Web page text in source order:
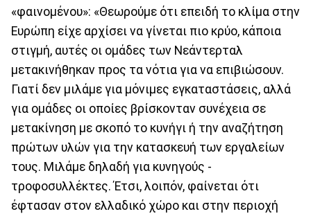
«φαινομένου»: «Θεωρούμε ότι επειδή το κλίμα στην
Ευρώπη είχε αρχίσει να γίνεται πιο κρύο, κάποια
στιγμή, αυτές οι ομάδες των Νεάντερταλ
μετακινήθηκαν προς τα νότια για να επιβιώσουν.
Γιατί δεν μιλάμε για μόνιμες εγκαταστάσεις, αλλά
για ομάδες οι οποίες βρίσκονταν συνέχεια σε
μετακίνηση με σκοπό το κυνήγι ή την αναζήτηση
πρώτων υλών για την κατασκευή των εργαλείων
τους. Μιλάμε δηλαδή για κυνηγούς -
τροφοσυλλέκτες. Έτσι, λοιπόν, φαίνεται ότι
έφτασαν στον ελλαδικό χώρο και στην περιοχή